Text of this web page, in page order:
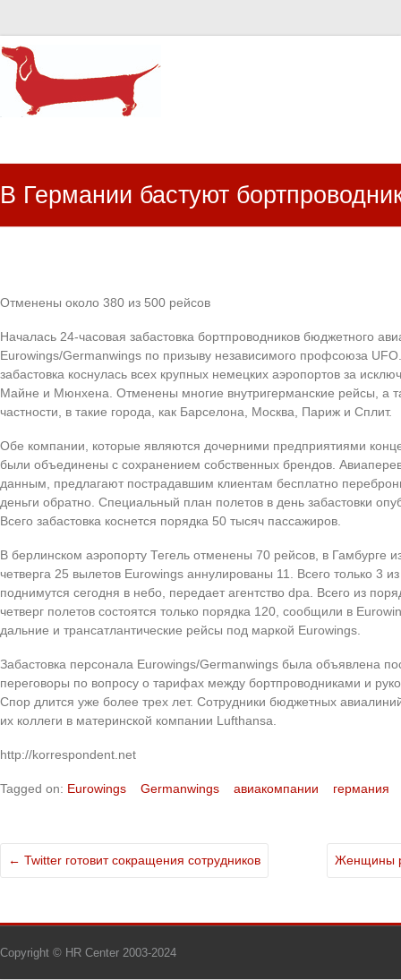
HR Center
залученість персоналу, e-NPS, оцінка ЗВК
В Германии бастуют
Отменены около 380 из 500 рейсов
Началась 24-часовая забастовка бортпроводников бюджетного
Eurowings/Germanwings по призыву независимого профсоюза UFO.
забастовка коснулась всех крупных немецких аэропортов за
Майне и Мюнхена. Отменены многие внутригерманские рейсы, а
частности, в такие города, как Барселона, Москва, Париж и Сплит.
Обе компании, которые являются дочерними предприятиями
были объединены с сохранением собственных брендов.
данным, предлагают пострадавшим клиентам бесплатно
деньги обратно. Специальный план полетов в день забастовки
Всего забастовка коснется порядка 50 тысяч пассажиров.
В берлинском аэропорту Тегель отменены 70 рейсов, в Гамбурге
четверга 25 вылетов Eurowings аннулированы 11. Всего только 3
поднимутся сегодня в небо, передает агентство dpa. Всего из
четверг полетов состоятся только порядка 120, сообщили в
дальние и трансатлантические рейсы под маркой Eurowings.
Забастовка персонала Eurowings/Germanwings была объявлена
переговоры по вопросу о тарифах между бортпроводниками и
Спор длится уже более трех лет. Сотрудники бюджетных
их коллеги в материнской компании Lufthansa.
http://korrespondent.net
Tagged on: Eurowings Germanwings авиакомпании германия
← Twitter готовит сокращения сотрудников Женщины
Copyright © HR Center 2003-2024